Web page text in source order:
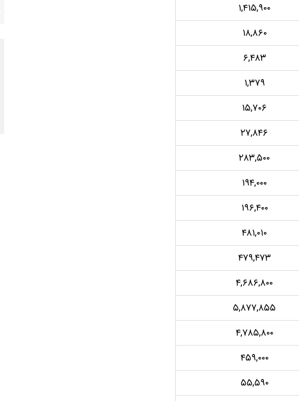
۱,۴۱۵,۹۰۰
۱۸,۸۶۰
۶,۴۸۳
۱,۳۷۹
۱۵,۷۰۶
۲۷,۸۴۶
۲۸۳,۵۰۰
۱۹۴,۰۰۰
۱۹۶,۴۰۰
۴۸۱,۰۱۰
۴۷۹,۴۷۳
۴,۶۸۶,۸۰۰
۵,۸۷۷,۸۵۵
۴,۷۸۵,۸۰۰
۴۵۹,۰۰۰
۵۵,۵۹۰